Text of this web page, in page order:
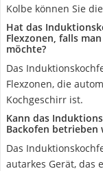
Kolbe können Sie
Hat das
Flexzonen, falls
möchte?
Das
Flexzonen, die
Kochgeschirr ist.
Kann das
Backofen betrieben
Das
autarkes Gerät, das